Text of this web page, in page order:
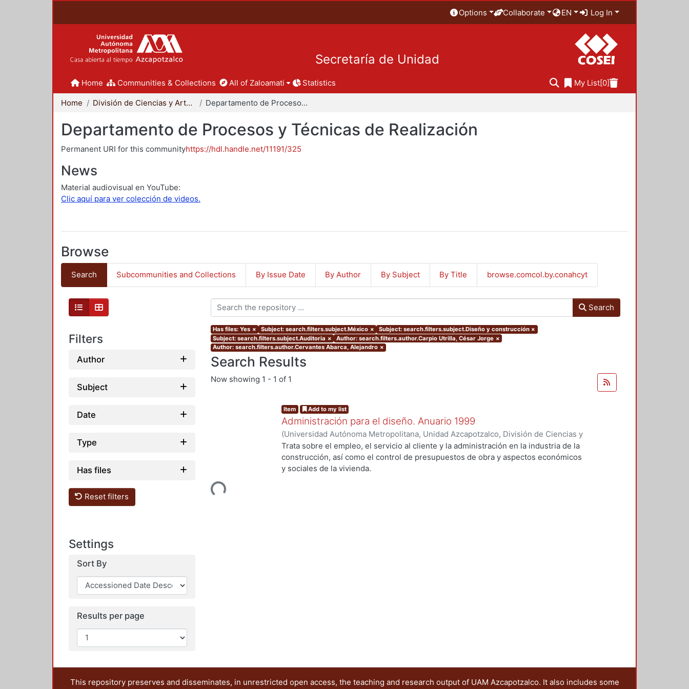
Options Collaborate EN Log In
Secretaría de Unidad
Home Communities & Collections All of Zaloamati Statistics My List[0]
Home División de Ciencias y Artes para el Diseño Departamento de Procesos y Técnicas de Realización
Departamento de Procesos y Técnicas de Realización
Permanent URI for this communityhttps://hdl.handle.net/11191/325
News
Material audiovisual en YouTube:
Clic aquí para ver colección de videos.
Browse
Search Subcommunities and Collections By Issue Date By Author By Subject By Title browse.comcol.by.conahcyt
Filters
Author
Subject
Date
Type
Has files
Reset filters
Settings
Sort By
Results per page
Search
Has files: Yes × Subject: search.filters.subject.México × Subject: search.filters.subject.Diseño y construcción ×
Subject: search.filters.subject.Auditoria × Author: search.filters.author.Carpio Utrilla, César Jorge ×
Author: search.filters.author.Cervantes Abarca, Alejandro ×
Search Results
Now showing 1 - 1 of 1
Loading...
Item Add to my list
Administración para el diseño. Anuario 1999
(Universidad Autónoma Metropolitana, Unidad Azcapotzalco, División de Ciencias y
Artes para el Diseño, Departamento de Procesos y Técnicas de Realización,1999)
Poó Rubio, Aurora;Cervantes Abarca, Alejandro;Vilchis Salazar, Rubén;Carpio
Utrilla, César Jorge;Rodríguez Martínez, Jorge
Trata sobre el empleo, el servicio al cliente y la administración en la industria de la
construcción, así como el control de presupuestos de obra y aspectos económicos
y sociales de la vivienda.
This repository preserves and disseminates, in unrestricted open access, the teaching and research output of UAM Azcapotzalco. It also includes some